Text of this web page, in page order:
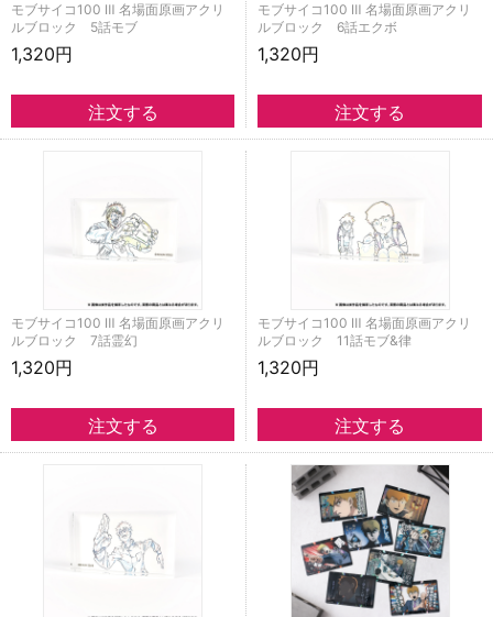
モブサイコ100 Ⅲ 名場面原画アクリ
ルブロック 5話モブ
1,320円
モブサイコ100 Ⅲ 名場面原画アクリ
ルブロック 6話エクボ
1,320円
モブサイコ100 Ⅲ 名場面原画アクリ
ルブロック 7話霊幻
1,320円
モブサイコ100 Ⅲ 名場面原画アクリ
ルブロック 11話モブ&律
1,320円